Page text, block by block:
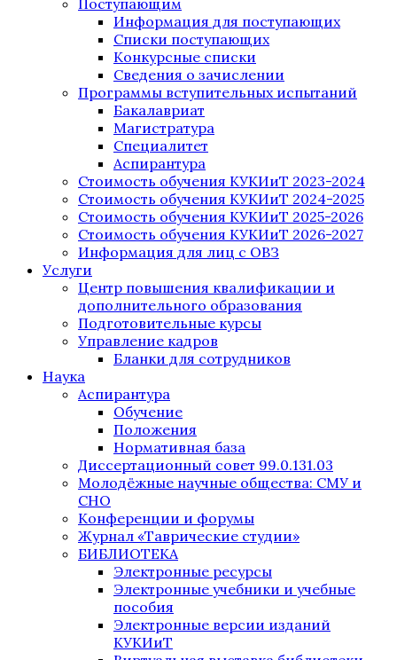
Поступающим
Информация для поступающих
Списки поступающих
Конкурсные списки
Сведения о зачислении
Программы вступительных испытаний
Бакалавриат
Магистратура
Специалитет
Аспирантура
Стоимость обучения КУКИиТ 2023-2024
Стоимость обучения КУКИиТ 2024-2025
Стоимость обучения КУКИиТ 2025-2026
Стоимость обучения КУКИиТ 2026-2027
Информация для лиц с ОВЗ
Услуги
Центр повышения квалификации и
дополнительного образования
Подготовительные курсы
Управление кадров
Бланки для сотрудников
Наука
Аспирантура
Обучение
Положения
Нормативная база
Диссертационный совет 99.0.131.03
Молодёжные научные общества: СМУ и
СНО
Конференции и форумы
Журнал «Таврические студии»
БИБЛИОТЕКА
Электронные ресурсы
Электронные учебники и учебные
пособия
Электронные версии изданий
КУКИиТ